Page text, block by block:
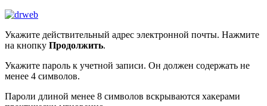
Укажите действительный адрес электронной почты. Нажмите
на кнопку Продолжить.
Укажите пароль к учетной записи. Он должен содержать не
менее 4 символов.
Пароли длиной менее 8 символов вскрываются хакерами